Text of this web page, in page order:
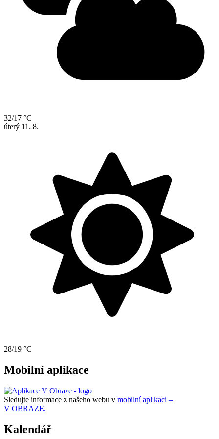
32/17 °C
úterý 11. 8.
28/19 °C
Mobilní aplikace
Sledujte informace z našeho webu v mobilní aplikaci –
V OBRAZE.
Kalendář